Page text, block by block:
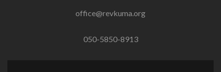
office@revkuma.org
050-5850-8913